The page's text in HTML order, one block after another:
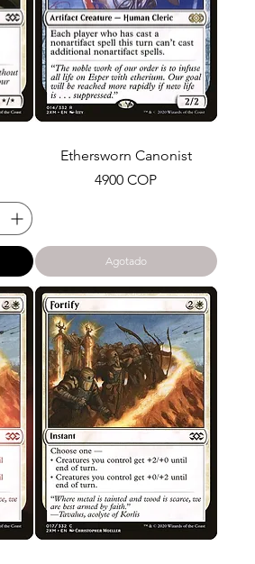
Ethersworn Canonist
Precio
4900 COP
Agotado